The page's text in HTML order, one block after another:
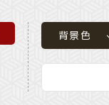
背景色